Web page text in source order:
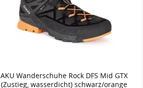
AKU Wanderschuhe Rock DFS Mid GTX
(Zustieg, wasserdicht) schwarz/orange